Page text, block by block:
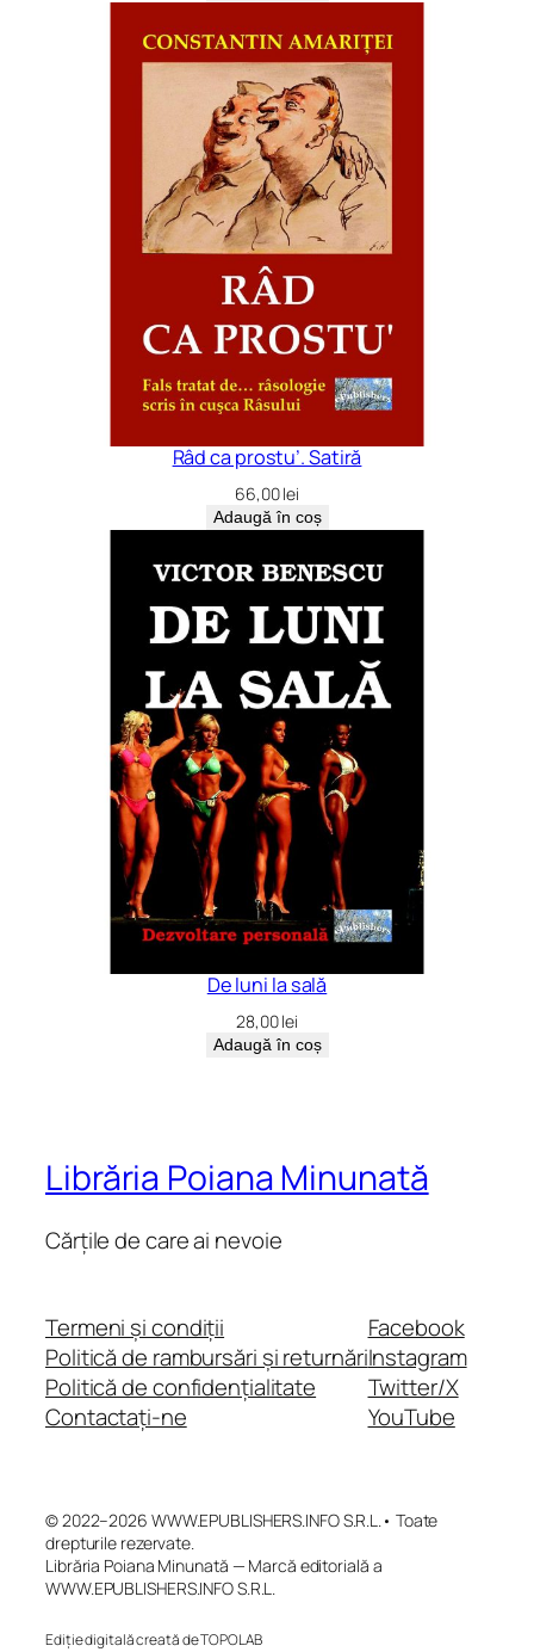
Râd ca prostu’. Satiră
66,00lei
Adaugă în coș
De luni la sală
28,00lei
Adaugă în coș
Librăria Poiana Minunată
Cărțile de care ai nevoie
Termeni și condiții
Politică de rambursări și returnări
Politică de confidențialitate
Contactați-ne
Facebook
Instagram
Twitter/X
YouTube
© 2022–2026 WWW.EPUBLISHERS.INFO S.R.L.• Toate
drepturile rezervate.
Librăria Poiana Minunată — Marcă editorială a
WWW.EPUBLISHERS.INFO S.R.L.
Ediție digitală creată de TOPOLAB